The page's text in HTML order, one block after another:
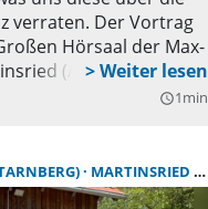
verraten. Der Vortrag
Hörsaal der Max-
(Am Klopferspitz
Livestream: Einwahl
query_builder1min
MARTINSRIED (LANDKREIS MÜNCHEN)